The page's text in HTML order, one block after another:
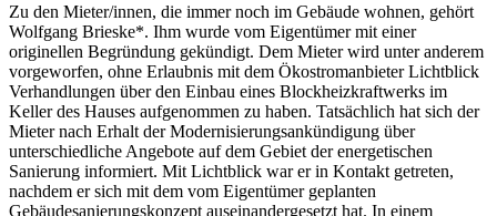
Zu den Mieter/innen, die immer noch im Gebäude wohnen, gehört
Wolfgang Brieske*. Ihm wurde vom Eigentümer mit einer
originellen Begründung gekündigt. Dem Mieter wird unter anderem
vorgeworfen, ohne Erlaubnis mit dem Ökostromanbieter Lichtblick
Verhandlungen über den Einbau eines Blockheizkraftwerks im
Keller des Hauses aufgenommen zu haben. Tatsächlich hat sich der
Mieter nach Erhalt der Modernisierungsankündigung über
unterschiedliche Angebote auf dem Gebiet der energetischen
Sanierung informiert. Mit Lichtblick war er in Kontakt getreten,
nachdem er sich mit dem vom Eigentümer geplanten
Gebäudesanierungskonzept auseinandergesetzt hat. In einem